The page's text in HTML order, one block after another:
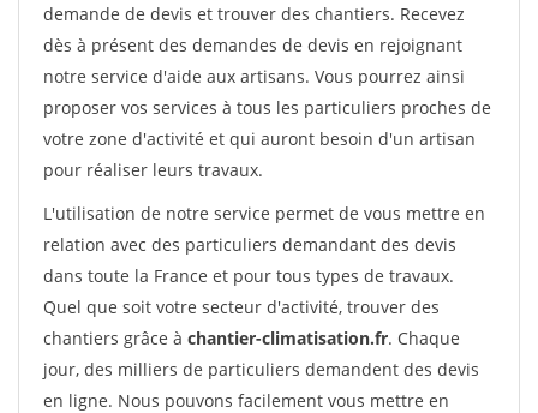
demande de devis et trouver des chantiers. Recevez
dès à présent des demandes de devis en rejoignant
notre service d'aide aux artisans. Vous pourrez ainsi
proposer vos services à tous les particuliers proches de
votre zone d'activité et qui auront besoin d'un artisan
pour réaliser leurs travaux.
L'utilisation de notre service permet de vous mettre en
relation avec des particuliers demandant des devis
dans toute la France et pour tous types de travaux.
Quel que soit votre secteur d'activité, trouver des
chantiers grâce à chantier-climatisation.fr. Chaque
jour, des milliers de particuliers demandent des devis
en ligne. Nous pouvons facilement vous mettre en